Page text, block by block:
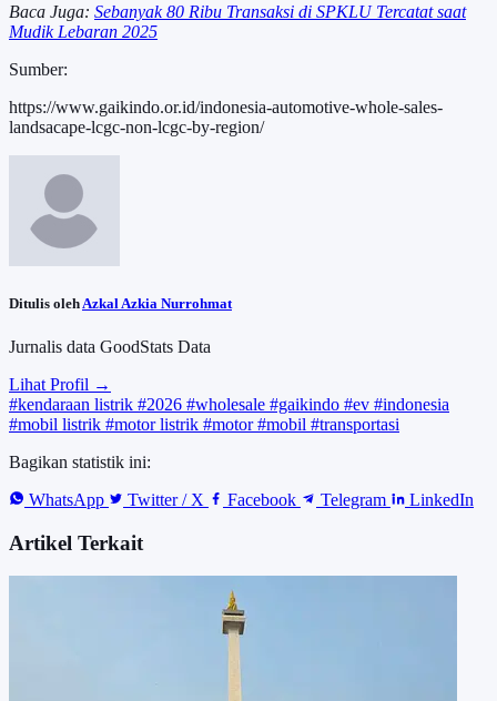
Baca Juga: Sebanyak 80 Ribu Transaksi di SPKLU Tercatat saat
Mudik Lebaran 2025
Sumber:
https://www.gaikindo.or.id/indonesia-automotive-whole-sales-
landsacape-lcgc-non-lcgc-by-region/
Ditulis oleh Azkal Azkia Nurrohmat
Jurnalis data GoodStats Data
Lihat Profil →
#kendaraan listrik #2026 #wholesale #gaikindo #ev #indonesia
#mobil listrik #motor listrik #motor#mobil #transportasi
Bagikan statistik ini:
WhatsApp
Twitter / X Facebook Telegram LinkedIn
Artikel Terkait